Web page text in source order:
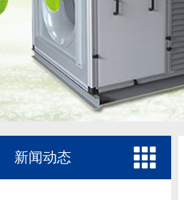
新闻动态